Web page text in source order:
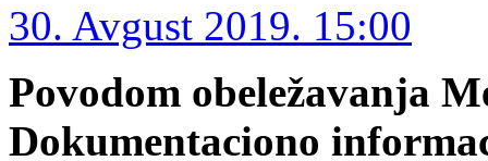
30. Avgust 2019. 15:00
Povodom obeležavanja
Dokumentaciono